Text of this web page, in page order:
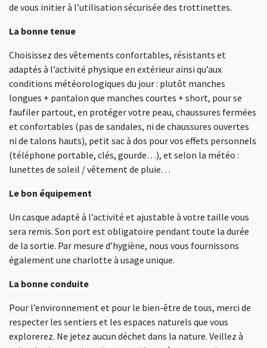
de vous initier à l’utilisation sécurisée des trottinettes.
La bonne tenue
Choisissez des vêtements confortables, résistants et
adaptés à l’activité physique en extérieur ainsi qu’aux
conditions météorologiques du jour : plutôt manches
longues + pantalon que manches courtes + short, pour se
faufiler partout, en protéger votre peau, chaussures fermées
et confortables (pas de sandales, ni de chaussures ouvertes
ni de talons hauts), petit sac à dos pour vos effets personnels
(téléphone portable, clés, gourde…), et selon la météo :
lunettes de soleil / vêtement de pluie…
Le bon équipement
Un casque adapté à l’activité et ajustable à votre taille vous
sera remis. Son port est obligatoire pendant toute la durée
de la sortie. Par mesure d’hygiène, nous vous fournissons
également une charlotte à usage unique.
La bonne conduite
Pour l’environnement et pour le bien-être de tous, merci de
respecter les sentiers et les espaces naturels que vous
explorerez. Ne jetez aucun déchet dans la nature. Veillez à